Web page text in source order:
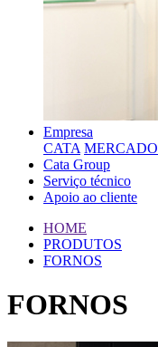
Empresa
CATA MERCADO
Cata Group
Serviço técnico
Apoio ao cliente
HOME
PRODUTOS
FORNOS
FORNOS